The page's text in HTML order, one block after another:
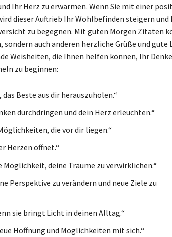
Ihr Herz zu erwärmen. Wenn Sie mit einer
dieser Auftrieb Ihr Wohlbefinden steigern und
zu begegnen. Mit guten Morgen Zitaten
auch anderen herzliche Grüße und gute
Weisheiten, die Ihnen helfen können, Ihr
zu beginnen:
das Beste aus dir herauszuholen.“
durchdringen und dein Herz erleuchten.“
die vor dir liegen.“
Herzen öffnet.“
Möglichkeit, deine Träume zu verwirklichen.“
Perspektive zu verändern und neue Ziele zu
sie bringt Licht in deinen Alltag.“
Hoffnung und Möglichkeiten mit sich.“